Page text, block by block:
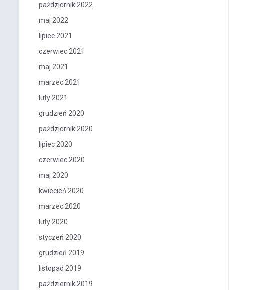
październik 2022
maj 2022
lipiec 2021
czerwiec 2021
maj 2021
marzec 2021
luty 2021
grudzień 2020
październik 2020
lipiec 2020
czerwiec 2020
maj 2020
kwiecień 2020
marzec 2020
luty 2020
styczeń 2020
grudzień 2019
listopad 2019
październik 2019